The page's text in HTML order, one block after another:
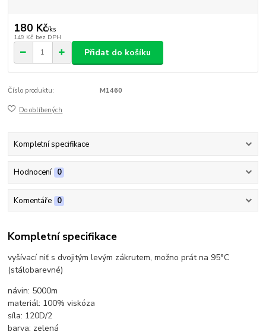
180 Kč/ks
149 Kč bez DPH
Přidat do košíku
Číslo produktu: M1460
Do oblíbených
Kompletní specifikace
Hodnocení 0
Komentáře 0
Kompletní specifikace
vyšívací niť s dvojitým levým zákrutem, možno prát na 95°C
(stálobarevné)
návin: 5000m
materiál: 100% viskóza
síla: 120D/2
barva: zelená